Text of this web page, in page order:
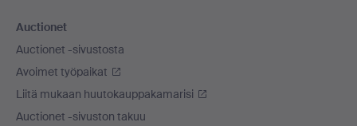
Auctionet
Auctionet -sivustosta
Avoimet työpaikat
Liitä mukaan huutokauppakamarisi
Auctionet -sivuston takuu